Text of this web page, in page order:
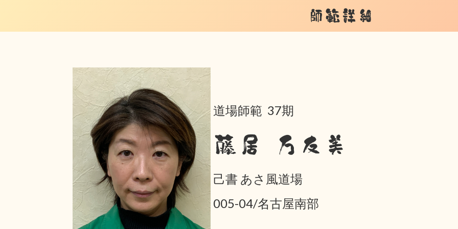
師範詳細
道場師範 37期
藤居 万友美
己書 あさ風道場
005-04/名古屋南部